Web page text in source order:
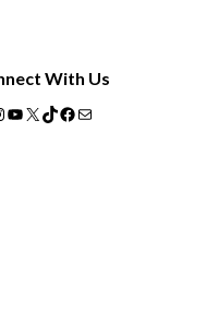
With Us
YouTube
X TikTok
Facebook
Mail